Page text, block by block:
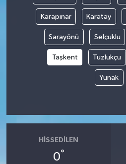
Karapınar Karatay
Sarayönü Selçuklu
Taşkent Tuzlukçu
Yunak
HISSEDILEN
0°